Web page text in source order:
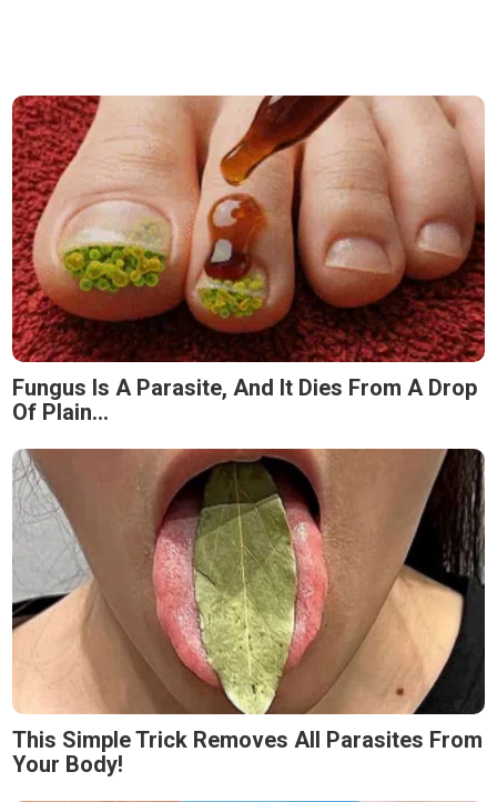
Fungus Is A Parasite, And It Dies From A Drop
Of Plain...
This Simple Trick Removes All Parasites From
Your Body!